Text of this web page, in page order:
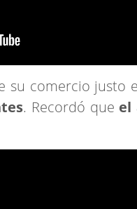
su comercio justo
. Recordó que el